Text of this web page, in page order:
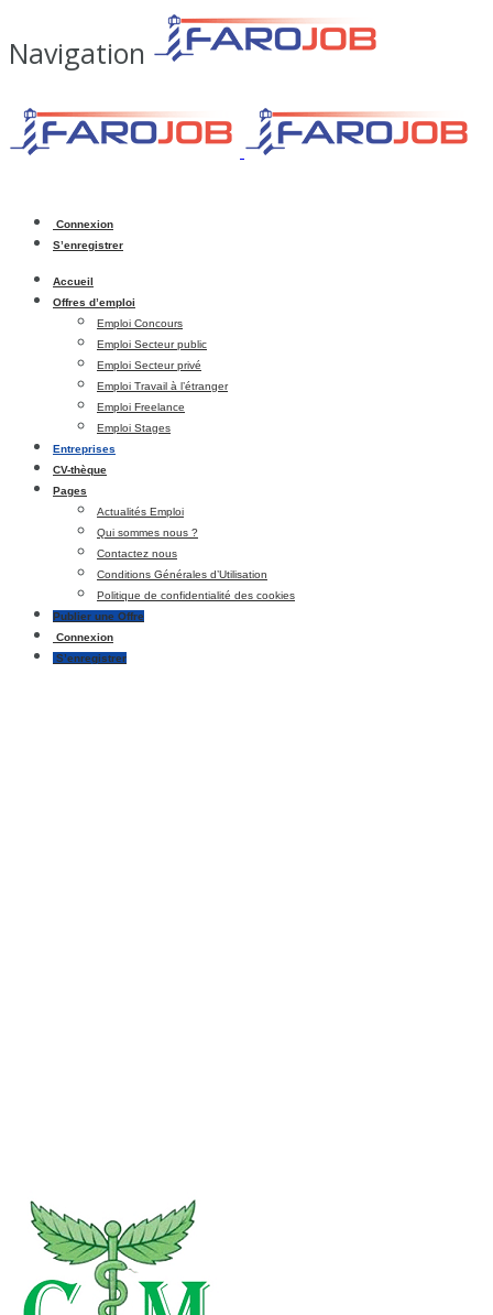
Navigation
Connexion
S’enregistrer
Accueil
Offres d’emploi
Emploi Concours
Emploi Secteur public
Emploi Secteur privé
Emploi Travail à l’étranger
Emploi Freelance
Emploi Stages
Entreprises
CV-thèque
Pages
Actualités Emploi
Qui sommes nous ?
Contactez nous
Conditions Générales d’Utilisation
Politique de confidentialité des cookies
Publier une Offre
Connexion
S’enregistrer